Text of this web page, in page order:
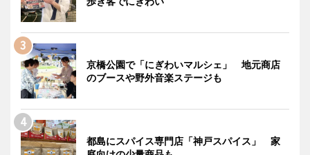
京橋公園で「にぎわいマルシェ」 地元商店
のブースや野外音楽ステージも
都島にスパイス専門店「神戸スパイス」 家